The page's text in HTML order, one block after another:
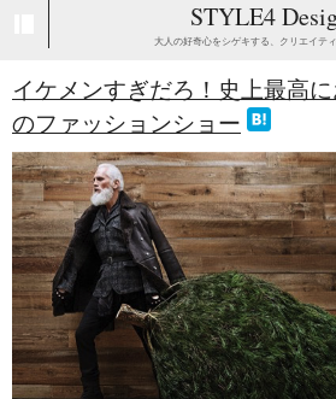
STYLE4
大人の好奇心をシゲキする、クリエイテ
イケメンすぎだろ！史上最高
のファッションショー